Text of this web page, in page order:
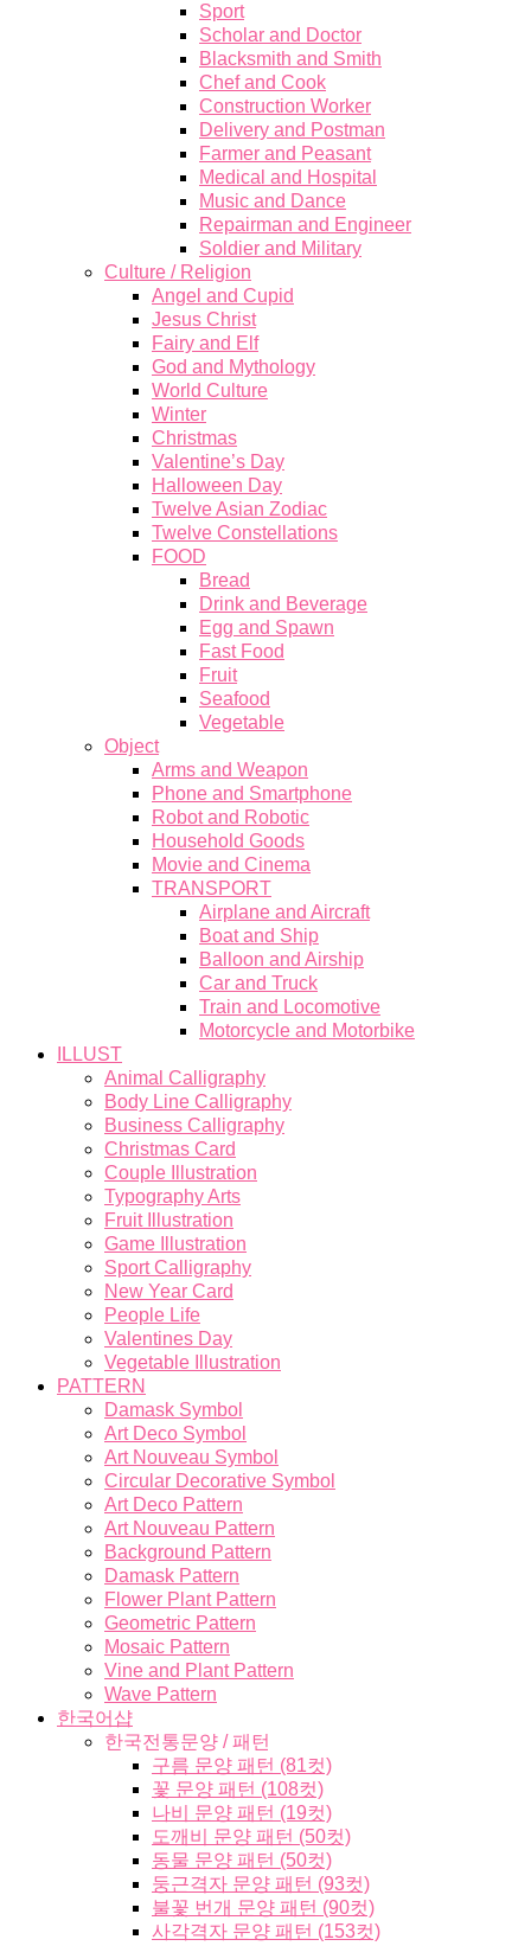
Sport
Scholar and Doctor
Blacksmith and Smith
Chef and Cook
Construction Worker
Delivery and Postman
Farmer and Peasant
Medical and Hospital
Music and Dance
Repairman and Engineer
Soldier and Military
Culture / Religion
Angel and Cupid
Jesus Christ
Fairy and Elf
God and Mythology
World Culture
Winter
Christmas
Valentine’s Day
Halloween Day
Twelve Asian Zodiac
Twelve Constellations
FOOD
Bread
Drink and Beverage
Egg and Spawn
Fast Food
Fruit
Seafood
Vegetable
Object
Arms and Weapon
Phone and Smartphone
Robot and Robotic
Household Goods
Movie and Cinema
TRANSPORT
Airplane and Aircraft
Boat and Ship
Balloon and Airship
Car and Truck
Train and Locomotive
Motorcycle and Motorbike
ILLUST
Animal Calligraphy
Body Line Calligraphy
Business Calligraphy
Christmas Card
Couple Illustration
Typography Arts
Fruit Illustration
Game Illustration
Sport Calligraphy
New Year Card
People Life
Valentines Day
Vegetable Illustration
PATTERN
Damask Symbol
Art Deco Symbol
Art Nouveau Symbol
Circular Decorative Symbol
Art Deco Pattern
Art Nouveau Pattern
Background Pattern
Damask Pattern
Flower Plant Pattern
Geometric Pattern
Mosaic Pattern
Vine and Plant Pattern
Wave Pattern
한국어샵
한국전통문양 / 패턴
구름 문양 패턴 (81컷)
꽃 문양 패턴 (108컷)
나비 문양 패턴 (19컷)
도깨비 문양 패턴 (50컷)
동물 문양 패턴 (50컷)
둥근격자 문양 패턴 (93컷)
불꽃 번개 문양 패턴 (90컷)
사각격자 문양 패턴 (153컷)